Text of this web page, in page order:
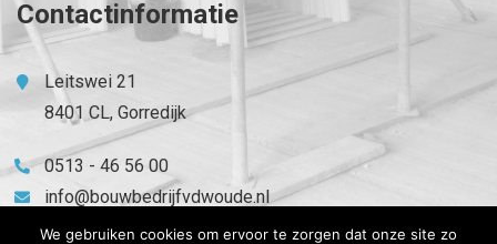
Contactinformatie
Leitswei 21
8401 CL, Gorredijk
0513 - 46 56 00
info@bouwbedrijfvdwoude.nl
We gebruiken cookies om ervoor te zorgen dat onze site zo